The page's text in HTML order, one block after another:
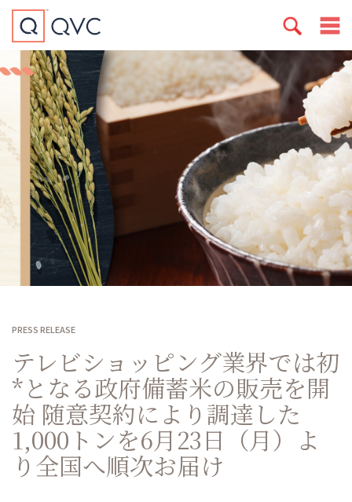
PRESS RELEASE
テレビショッピング業界では初
*となる政府備蓄米の販売を開
始 随意契約により調達した
1,000トンを6月23日（月）よ
り全国へ順次お届け